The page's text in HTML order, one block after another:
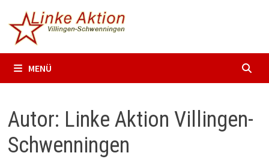
Inhalt
springen
MENÜ
Autor: Linke Aktion Villingen-
Schwenningen